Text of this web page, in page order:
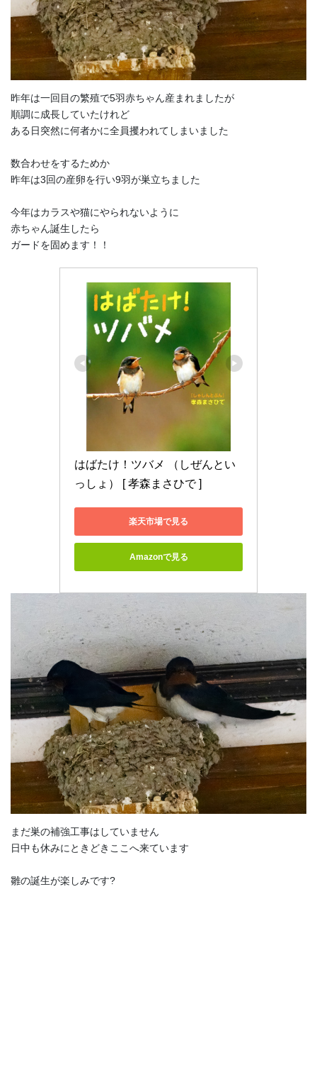
昨年は一回目の繁殖で5羽赤ちゃん産まれましたが
順調に成長していたけれど
ある日突然に何者かに全員攫われてしまいました
数合わせをするためか
昨年は3回の産卵を行い9羽が巣立ちました
今年はカラスや猫にやられないように
赤ちゃん誕生したら
ガードを固めます！！
はばたけ！ツバメ （しぜんとい
っしょ） [ 孝森まさひで ]
楽天市場で見る
Amazonで見る
まだ巣の補強工事はしていません
日中も休みにときどきここへ来ています
雛の誕生が楽しみです?